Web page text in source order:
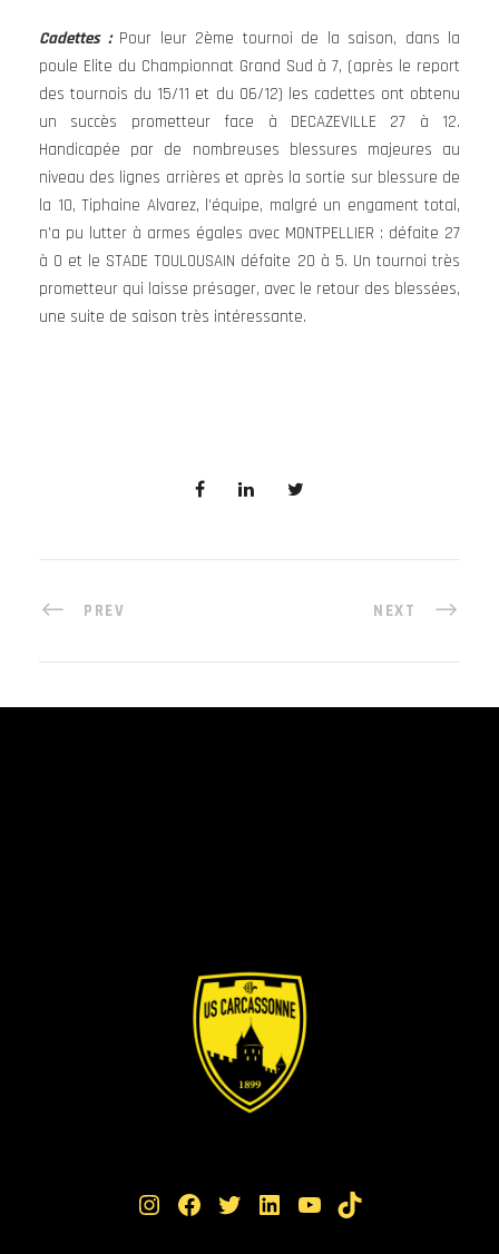
Cadettes :Pour leur 2ème tournoi de la saison, dans la
poule Elite du Championnat Grand Sud à 7, (après le report
des tournois du 15/11 et du 06/12) les cadettes ont obtenu
un succès prometteur face à DECAZEVILLE 27 à 12.
Handicapée par de nombreuses blessures majeures au
niveau des lignes arrières et après la sortie sur blessure de
la 10, Tiphaine Alvarez, l’équipe, malgré un engament total,
n’a pu lutter à armes égales avec MONTPELLIER : défaite 27
à 0 et le STADE TOULOUSAIN défaite 20 à 5. Un tournoi très
prometteur qui laisse présager, avec le retour des blessées,
une suite de saison très intéressante.
PREV NEXT
Instagram Facebook Twitter LinkedIn YouTube TikTok